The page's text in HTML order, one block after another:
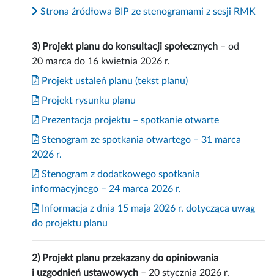
Strona źródłowa BIP ze stenogramami z sesji RMK
3) Projekt planu do konsultacji społecznych – od
20 marca do 16 kwietnia 2026 r.
Projekt ustaleń planu (tekst planu)
Projekt rysunku planu
Prezentacja projektu – spotkanie otwarte
Stenogram ze spotkania otwartego – 31 marca
2026 r.
Stenogram z dodatkowego spotkania
informacyjnego – 24 marca 2026 r.
Informacja z dnia 15 maja 2026 r. dotycząca uwag
do projektu planu
2) Projekt planu przekazany do opiniowania
i uzgodnień ustawowych – 20 stycznia 2026 r.